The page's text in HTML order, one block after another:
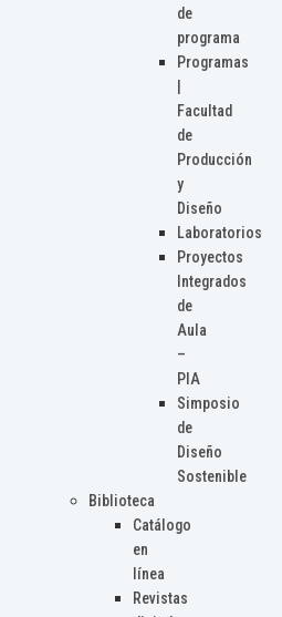
de
programa
Programas
Facultad
de
Producción
y
Diseño
Laboratorios
Proyectos
Integrados
de
Aula
–
PIA
Simposio
de
Diseño
Sostenible
Biblioteca
Catálogo
en
línea
Revistas